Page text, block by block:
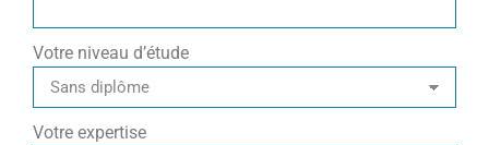
Votre niveau d’étude
Votre expertise